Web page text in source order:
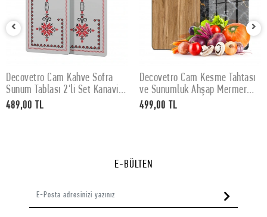
SEPETE EKLE
Decovetro Cam Kahve Sofra
Sunum Tablası 2'li Set Kanaviçe
Desenli 30 x 15 cm
489,00 TL
SEPETE EKLE
Decovetro Cam Kesme Tahtası
ve Sunumluk Ahşap Mermer
Desenli 30x40 cm
499,00 TL
E-BÜLTEN